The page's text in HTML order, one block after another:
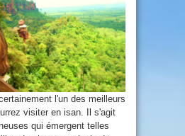
l'un des meilleurs
visiter en isan. Il s'agit
qui émergent telles